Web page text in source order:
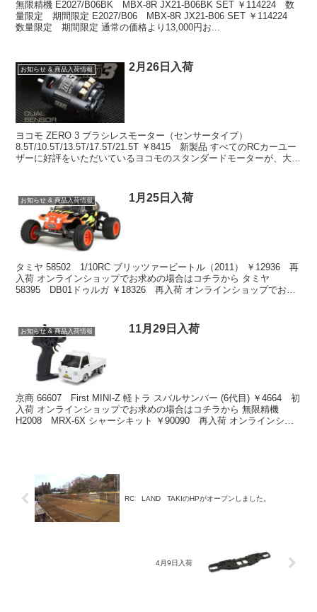
無限精機 E2027/B06BK MBX-8R JX21-B06BK SET ￥114224 数
量限定 期間限定 E2027/B06 MBX-8R JX21-B06 SET ￥114224
数量限定 期間限定 通常の価格より13,000円お...
お知らせ & 商品入荷情報 2月26日入荷
ヨコモ ZERO 3 ブラシレスモーター（センサータイプ）
8.5T/10.5T/13.5T/17.5T/21.5T ￥8415 新製品 すべてのRCカーユー
ザーに好評をいただいているヨコモのスタンダードモーターが、大き
お知らせ & 商品入荷情報 1月25日入荷
タミヤ 58502 1/10RC ブリッツァービートル（2011） ￥12936 再
入荷 オンラインショップでお求めの場合はコチラから タミヤ
58395 DB01ドゥルガ ￥18326 再入荷 オンラインショップでお求
お知らせ & 商品入荷情報 11月29日入荷
京商 66607 First MINI-Z 軽トラ スバルサンバー (6代目) ￥4664 初
入荷 オンラインショップでお求めの場合はコチラから 無限精機
H2008 MRX-6X シャーシキット ￥90090 再入荷 オンラインショ
RC LAND TAKIのHPがオープンしました。
4月9日入荷